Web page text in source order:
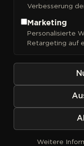
von bis zu 24 %.
jetzt bei DrGreen
ist
Pie
Cherry
Powerzzzup
der bekanntesten
Verbesserung
Marketing
Personalisierte
Retargeting auf
Weitere